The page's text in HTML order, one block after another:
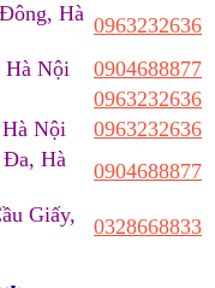
Hà 0963232636
Hà Nội
0904688877
0963232636
Nội
0963232636
Hà
0904688877
Giấy,
0328668833